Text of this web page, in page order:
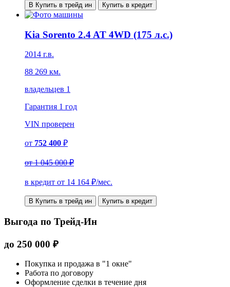
В Купить в трейд ин Купить в кредит
Kia Sorento 2.4 AT 4WD (175 л.с.)
2014 г.в.
88 269 км.
владельцев 1
Гарантия 1 год
VIN проверен
от 752 400 ₽
от1 045 000 ₽
в кредит от 14 164 ₽/мес.
В Купить в трейд ин Купить в кредит
Выгода по Трейд-Ин
до 250 000 ₽
Покупка и продажа в "1 окне"
Работа по договору
Оформление сделки в течение дня